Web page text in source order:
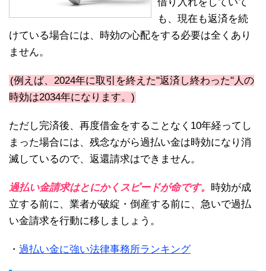
も、現在も返済を続
けている場合には、時効の心配をする必要は全くあり
ません。
(例えば、2024年に取引を終えた"返済し終わった"人の
時効は2034年になります。)
ただし完済後、再度借金をすることなく10年経ってし
まった場合には、残念ながら過払い金は時効になり消
滅しているので、返還請求はできません。
過払い金請求はとにかくスピードが命です。 時効が成
立する前に、業者が破綻・倒産する前に、急いで過払
い金請求を行動に移しましょう。
・ 過払い金に強い法律事務所ランキング